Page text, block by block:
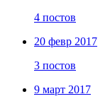
4 постов
20 февр 2017
3 постов
9 март 2017